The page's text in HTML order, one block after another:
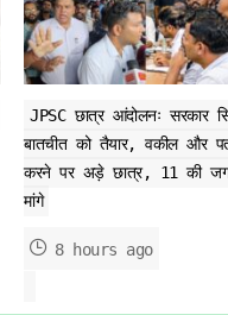
JPSC छात्र आंदोलनः सरकार
बातचीत को तैयार, वकील और
करने पर अड़े छात्र, 11 की
मांगे
8 hours ago